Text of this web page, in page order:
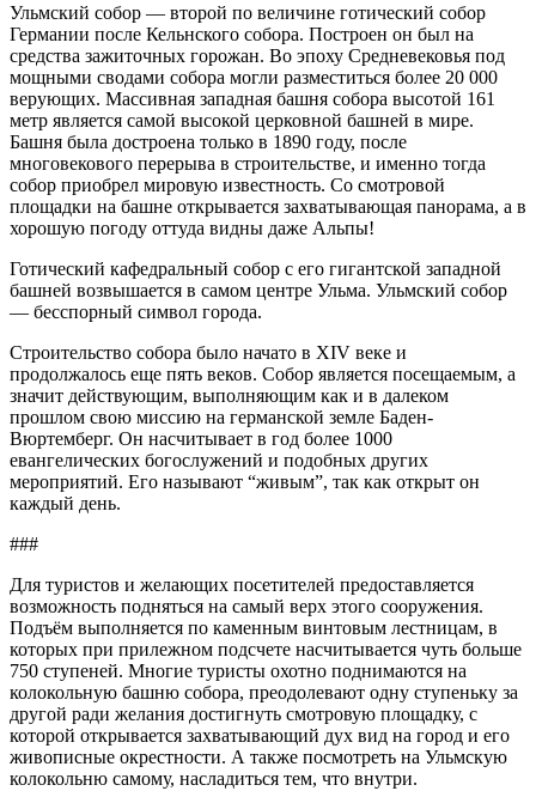
Ульмский собор — второй по величине готический собор
Германии после Кельнского собора. Построен он был на
средства зажиточных горожан. Во эпоху Средневековья под
мощными сводами собора могли разместиться более 20 000
верующих. Массивная западная башня собора высотой 161
метр является самой высокой церковной башней в мире.
Башня была достроена только в 1890 году, после
многовекового перерыва в строительстве, и именно тогда
собор приобрел мировую известность. Со смотровой
площадки на башне открывается захватывающая панорама, а в
хорошую погоду оттуда видны даже Альпы!
Готический кафедральный собор с его гигантской западной
башней возвышается в самом центре Ульма. Ульмский собор
— бесспорный символ города.
Строительство собора было начато в XIV веке и
продолжалось еще пять веков. Собор является посещаемым, а
значит действующим, выполняющим как и в далеком
прошлом свою миссию на германской земле Баден-
Вюртемберг. Он насчитывает в год более 1000
евангелических богослужений и подобных других
мероприятий. Его называют “живым”, так как открыт он
каждый день.
###
Для туристов и желающих посетителей предоставляется
возможность подняться на самый верх этого сооружения.
Подъём выполняется по каменным винтовым лестницам, в
которых при прилежном подсчете насчитывается чуть больше
750 ступеней. Многие туристы охотно поднимаются на
колокольную башню собора, преодолевают одну ступеньку за
другой ради желания достигнуть смотровую площадку, с
которой открывается захватывающий дух вид на город и его
живописные окрестности. А также посмотреть на Ульмскую
колокольню самому, насладиться тем, что внутри.